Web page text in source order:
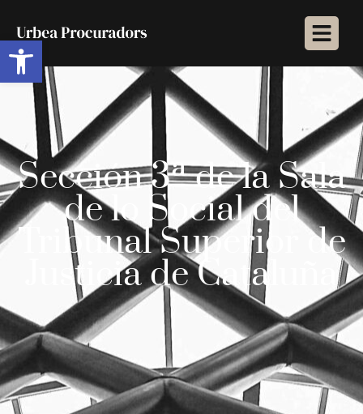
Abrir barra de herramientas
Sección 3ª de la Sala
de lo Social del
Tribunal Superior de
Justicia de Cataluña